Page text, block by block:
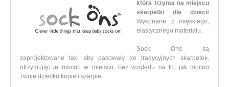
która trzyma na miejscu
skarpetki dla dzieci!
Wykonane z miękkiego,
elastycznego materiału.
Sock Ons są
zaprojektowane tak, aby pasowały do tradycyjnych skarpetek,
utrzymując je mocno w miejscu, bez względu na to, jak mocno
Twoje dziecko kopie i szarpie.